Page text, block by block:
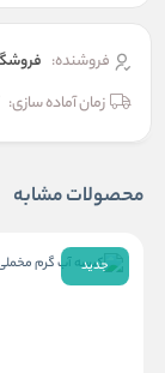
فروشنده:
زمان آماده سازی:
محصولات مشابه
جدید